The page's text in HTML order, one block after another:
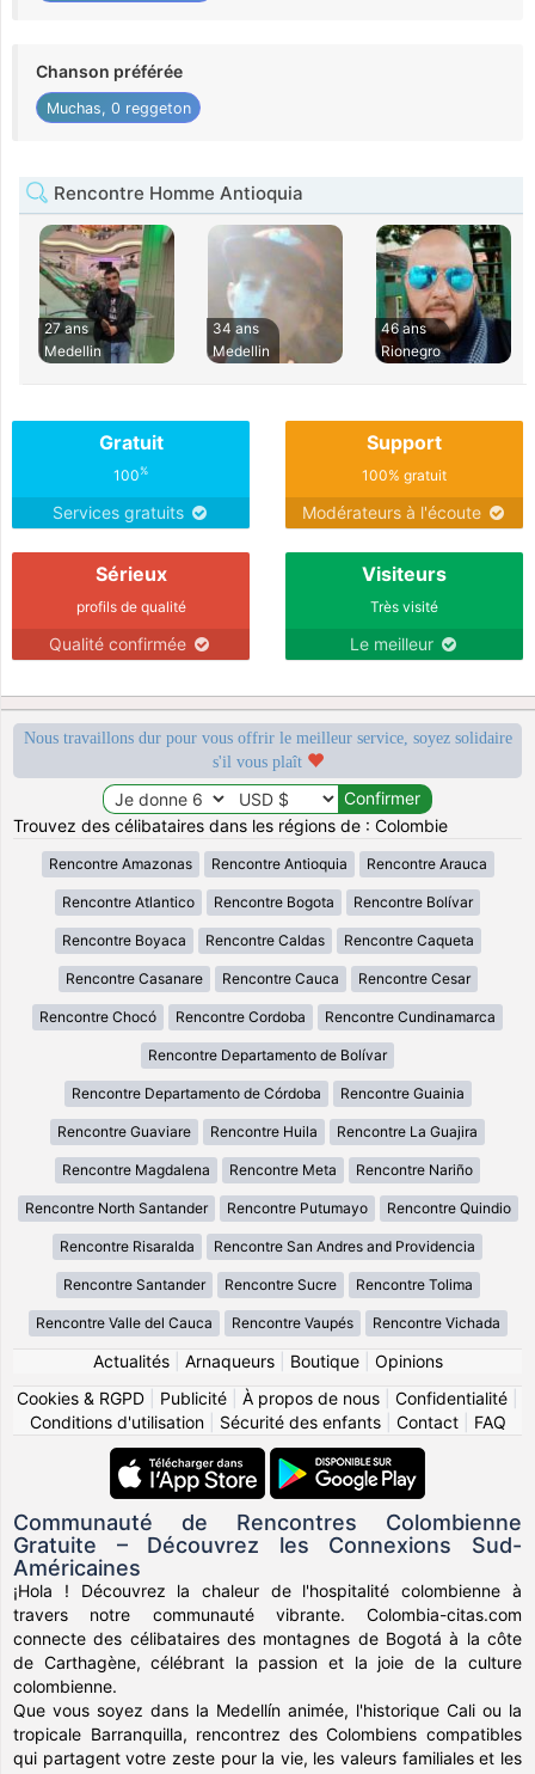
Chanson préférée
Muchas, 0 reggeton
Rencontre Homme Antioquia
27 ans
Medellin
34 ans
Medellin
46 ans
Rionegro
Gratuit
100%
Services gratuits
Support
100% gratuit
Modérateurs à l'écoute
Sérieux
profils de qualité
Qualité confirmée
Visiteurs
Très visité
Le meilleur
Nous travaillons dur pour vous offrir le meilleur service, soyez solidaire
s'il vous plaît
Trouvez des célibataires dans les régions de : Colombie
Rencontre Amazonas Rencontre Antioquia Rencontre Arauca
Rencontre Atlantico Rencontre Bogota Rencontre Bolívar
Rencontre Boyaca Rencontre Caldas Rencontre Caqueta
Rencontre Casanare Rencontre Cauca Rencontre Cesar
Rencontre Chocó Rencontre Cordoba Rencontre Cundinamarca
Rencontre Departamento de Bolívar
Rencontre Departamento de Córdoba Rencontre Guainia
Rencontre Guaviare Rencontre Huila Rencontre La Guajira
Rencontre Magdalena Rencontre Meta Rencontre Nariño
Rencontre North Santander Rencontre Putumayo Rencontre Quindio
Rencontre Risaralda Rencontre San Andres and Providencia
Rencontre Santander Rencontre Sucre Rencontre Tolima
Rencontre Valle del Cauca Rencontre Vaupés Rencontre Vichada
Actualités| Arnaqueurs| Boutique| Opinions
Cookies & RGPD
Publicité À propos de nous Confidentialité
Conditions d'utilisation| Sécurité des enfants| Contact| FAQ
Communauté de Rencontres Colombienne
Gratuite – Découvrez les Connexions Sud-
Américaines
¡Hola ! Découvrez la chaleur de l'hospitalité colombienne à
travers notre communauté vibrante. Colombia-citas.com
connecte des célibataires des montagnes de Bogotá à la côte
de Carthagène, célébrant la passion et la joie de la culture
colombienne.
Que vous soyez dans la Medellín animée, l'historique Cali ou la
tropicale Barranquilla, rencontrez des Colombiens compatibles
qui partagent votre zeste pour la vie, les valeurs familiales et les